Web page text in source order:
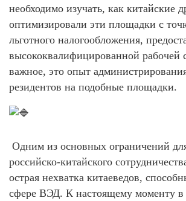
необходимо изучать, как китайские
оптимизировали эти площадки с
льготного налогообложения,
высококвалифицированной рабочей
важное, это опыт
резидентов на подобные площадки.
Одним из основных ограничений
российско-китайского
острая нехватка китаеведов,
сфере ВЭД. К настоящему моменту в